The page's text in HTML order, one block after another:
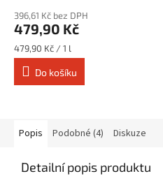
396,61 Kč bez DPH
479,90 Kč
Měrná
cena:
479,90 Kč / 1 l
Do košíku
Popis Podobné (4) Diskuze
Detailní popis produktu